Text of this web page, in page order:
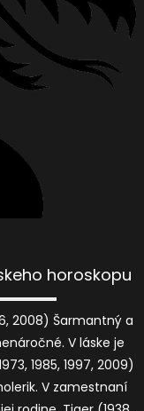
horoskopu
2008) Šarmantný a
V láske je
1985, 1997, 2009)
V zamestnaní